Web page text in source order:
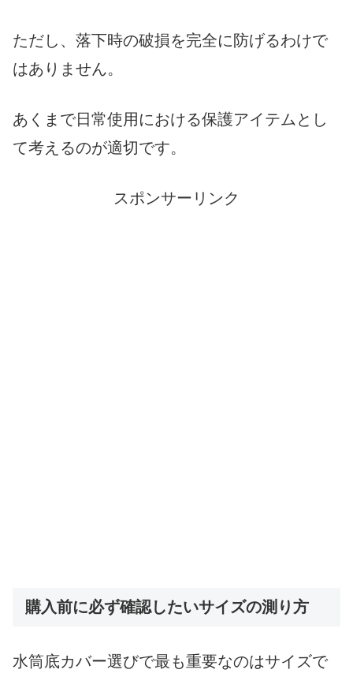
ただし、落下時の破損を完全に防げるわけで
はありません。
あくまで日常使用における保護アイテムとし
て考えるのが適切です。
スポンサーリンク
購入前に必ず確認したいサイズの測り方
水筒底カバー選びで最も重要なのはサイズで